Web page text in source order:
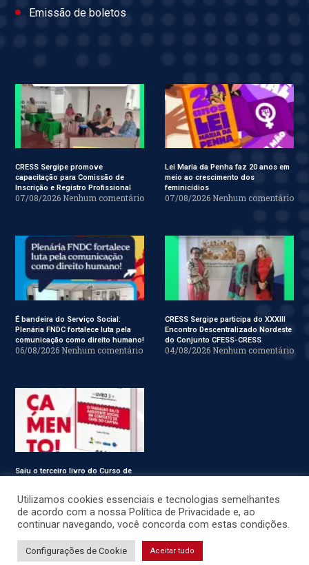
Emissão de boletos
CRESS Sergipe promove
capacitação para Comissão de
Inscrição e Registro Profissional
07/08/2026 Nenhum comentário
Lei Maria da Penha faz 20 anos em
meio ao crescimento dos
feminicídios
07/08/2026 Nenhum comentário
É bandeira do Serviço Social:
Plenária FNDC fortalece luta pela
comunicação como direito humano!
06/08/2026 Nenhum comentário
CRESS Sergipe participa do XXXIII
Encontro Descentralizado Nordeste
do Conjunto CFESS-CRESS
04/08/2026 Nenhum comentário
Saiu o terceiro livro do Curso de
© CRESS-SE 2022. Todos os Direitos Reservados.
Desenvolvido porJSWEBMIDIA
Utilizamos cookies essenciais e tecnologias semelhantes
de acordo com a nossa Política de Privacidade e, ao
continuar navegando, você concorda com estas condições.
Configurações de Cookie Aceitar tudo